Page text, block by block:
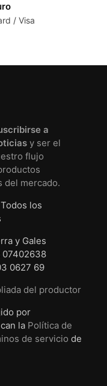
/ Visa
a
y ser el
flujo
del mercado.
los
y Gales
07402638
0627 69
del productor
por
la Política de
de servicio de